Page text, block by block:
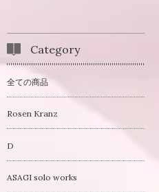
Category
全ての商品
Rosen Kranz
D
ASAGI solo works